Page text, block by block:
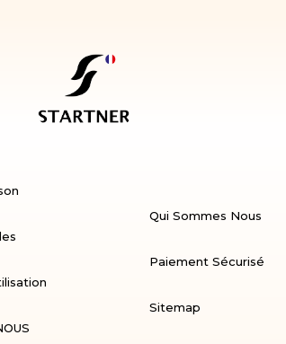
Qui Sommes Nous
Paiement Sécurisé
Sitemap